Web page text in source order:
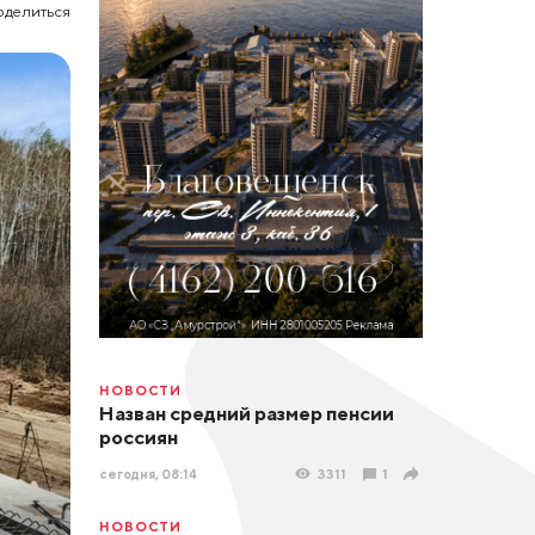
НОВОСТИ
Назван средний размер пенсии
россиян
сегодня, 08:14 3311 1
НОВОСТИ